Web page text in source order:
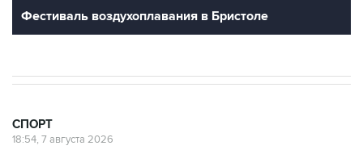
Фестиваль воздухоплавания в Бристоле
СПОРТ
18:54, 7 августа 2026